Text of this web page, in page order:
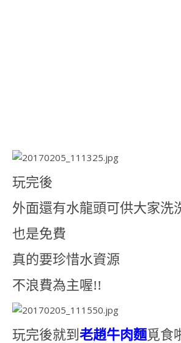
玩完後
外面還有水龍頭可供大家洗
也是免費
真的要珍惜水資源
不浪費為主喔!!
玩完後就到 老趙牛肉麵覓食